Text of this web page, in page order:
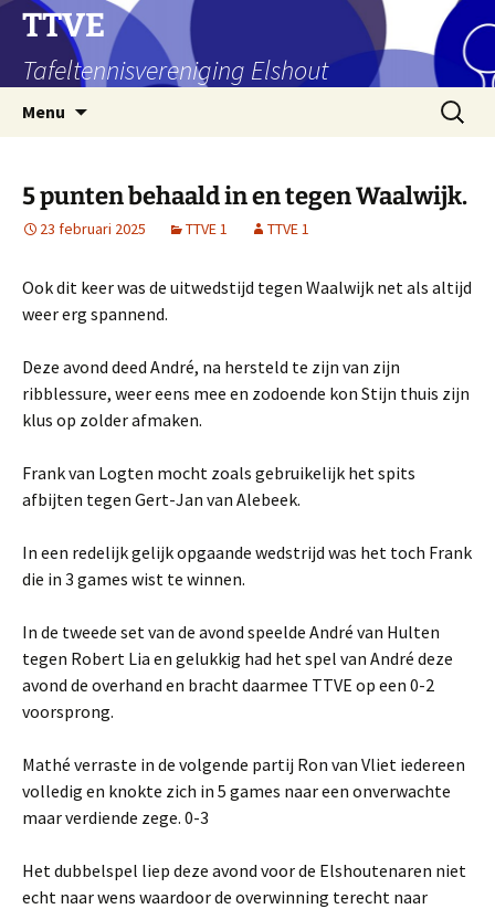
Ga
naar
inhoud
TTVE
Tafeltennisvereniging Elshout
Menu
Zoeken
naar:
5 punten behaald in en tegen Waalwijk.
23 februari 2025 TTVE 1 TTVE 1
Ook dit keer was de uitwedstijd tegen Waalwijk net als altijd
weer erg spannend.
Deze avond deed André, na hersteld te zijn van zijn
ribblessure, weer eens mee en zodoende kon Stijn thuis zijn
klus op zolder afmaken.
Frank van Logten mocht zoals gebruikelijk het spits
afbijten tegen Gert-Jan van Alebeek.
In een redelijk gelijk opgaande wedstrijd was het toch Frank
die in 3 games wist te winnen.
In de tweede set van de avond speelde André van Hulten
tegen Robert Lia en gelukkig had het spel van André deze
avond de overhand en bracht daarmee TTVE op een 0-2
voorsprong.
Mathé verraste in de volgende partij Ron van Vliet iedereen
volledig en knokte zich in 5 games naar een onverwachte
maar verdiende zege. 0-3
Het dubbelspel liep deze avond voor de Elshoutenaren niet
echt naar wens waardoor de overwinning terecht naar